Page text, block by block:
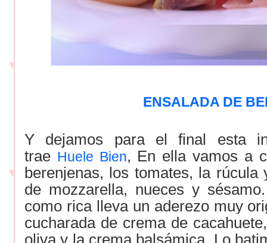
ENSALADA DE
Y dejamos para el final esta
trae Huele Bien, En ella vamos a
berenjenas, los tomates, la
de mozzarella, nueces y
como rica lleva un aderezo muy
cucharada de crema de
oliva y la crema balsámica. Lo